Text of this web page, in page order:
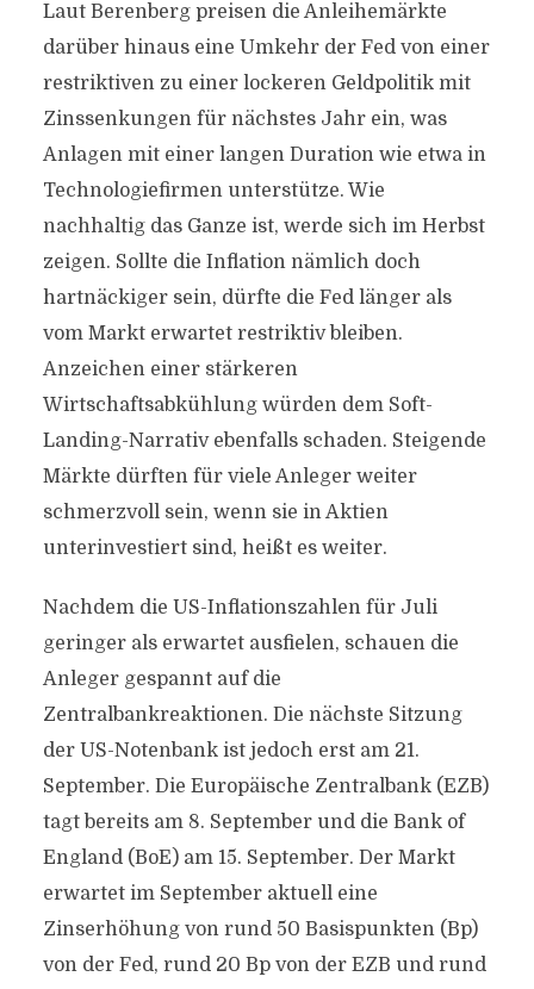
Laut Berenberg preisen die Anleihemärkte
darüber hinaus eine Umkehr der Fed von einer
restriktiven zu einer lockeren Geldpolitik mit
Zinssenkungen für nächstes Jahr ein, was
Anlagen mit einer langen Duration wie etwa in
Technologiefirmen unterstütze. Wie
nachhaltig das Ganze ist, werde sich im Herbst
zeigen. Sollte die Inflation nämlich doch
hartnäckiger sein, dürfte die Fed länger als
vom Markt erwartet restriktiv bleiben.
Anzeichen einer stärkeren
Wirtschaftsabkühlung würden dem Soft-
Landing-Narrativ ebenfalls schaden. Steigende
Märkte dürften für viele Anleger weiter
schmerzvoll sein, wenn sie in Aktien
unterinvestiert sind, heißt es weiter.
Nachdem die US-Inflationszahlen für Juli
geringer als erwartet ausfielen, schauen die
Anleger gespannt auf die
Zentralbankreaktionen. Die nächste Sitzung
der US-Notenbank ist jedoch erst am 21.
September. Die Europäische Zentralbank (EZB)
tagt bereits am 8. September und die Bank of
England (BoE) am 15. September. Der Markt
erwartet im September aktuell eine
Zinserhöhung von rund 50 Basispunkten (Bp)
von der Fed, rund 20 Bp von der EZB und rund